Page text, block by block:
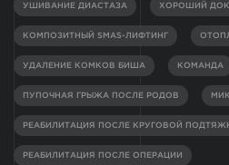
УШИВАНИЕ ДИАСТАЗА ХОРОШИЙ
КОМПОЗИТНЫЙ SMAS-ЛИФТИНГ
УДАЛЕНИЕ КОМКОВ БИША КОМАНДА
ПУПОЧНАЯ ГРЫЖА ПОСЛЕ РОДОВ
РЕАБИЛИТАЦИЯ ПОСЛЕ КРУГОВОЙ
РЕАБИЛИТАЦИЯ ПОСЛЕ ОПЕРАЦИИ